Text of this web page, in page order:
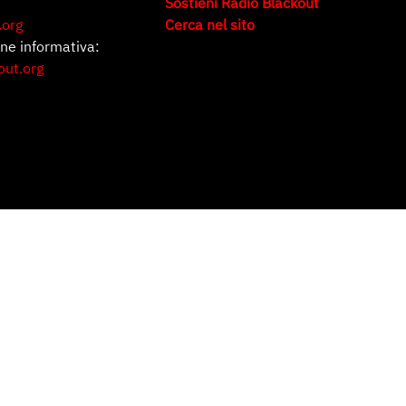
informativa:
Cerca nel sito